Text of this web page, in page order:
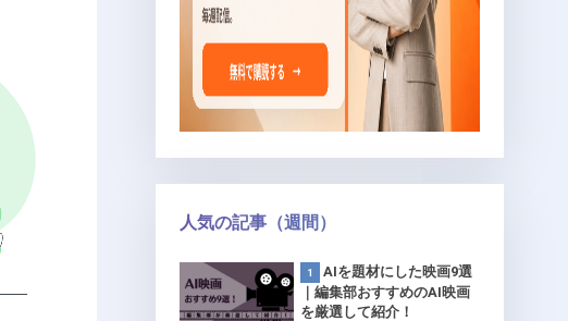
人気の記事（週間）
AIを題材にした映画9選
｜編集部おすすめのAI映画
を厳選して紹介！